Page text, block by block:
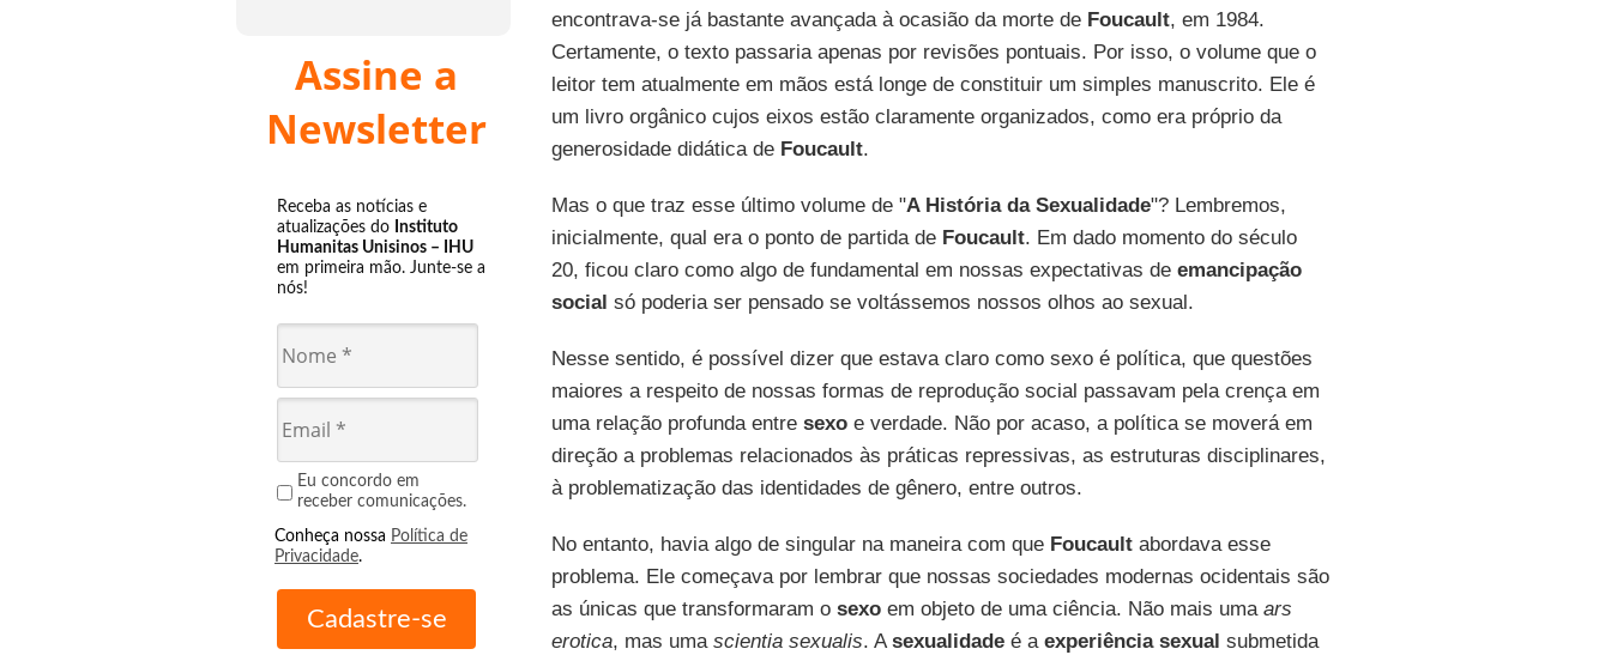
Assine a
Newsletter
Receba as notícias e
atualizações do Instituto
Humanitas Unisinos – IHU
em primeira mão. Junte-se a
nós!
Eu concordo em
receber comunicações.
Conheça nossa Política de
Privacidade.
encontrava-se já bastante avançada à ocasião da morte de Foucault, em 1984.
Certamente, o texto passaria apenas por revisões pontuais. Por isso, o volume que o
leitor tem atualmente em mãos está longe de constituir um simples manuscrito. Ele é
um livro orgânico cujos eixos estão claramente organizados, como era próprio da
generosidade didática de Foucault.
Mas o que traz esse último volume de "A História da Sexualidade"? Lembremos,
inicialmente, qual era o ponto de partida de Foucault. Em dado momento do século
20, ficou claro como algo de fundamental em nossas expectativas de emancipação
social só poderia ser pensado se voltássemos nossos olhos ao sexual.
Nesse sentido, é possível dizer que estava claro como sexo é política, que questões
maiores a respeito de nossas formas de reprodução social passavam pela crença em
uma relação profunda entre sexoe verdade. Não por acaso, a política se moverá em
direção a problemas relacionados às práticas repressivas, as estruturas disciplinares,
à problematização das identidades de gênero, entre outros.
No entanto, havia algo de singular na maneira com que Foucaultabordava esse
problema. Ele começava por lembrar que nossas sociedades modernas ocidentais são
as únicas que transformaram o sexoem objeto de uma ciência. Não mais uma ars
erotica, mas uma scientia sexualis. Asexualidadeé a experiência sexual submetida